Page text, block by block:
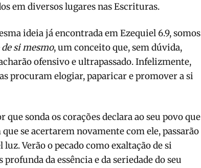
em diversos lugares nas Escrituras.
ideia já encontrada em Ezequiel 6.9, somos
si mesmo, um conceito que, sem dúvida,
ofensivo e ultrapassado. Infelizmente,
procuram elogiar, paparicar e promover a si
que sonda os corações declara ao seu povo que
se acertarem novamente com ele, passarão
Verão o pecado como exaltação de si
da essência e da seriedade do seu